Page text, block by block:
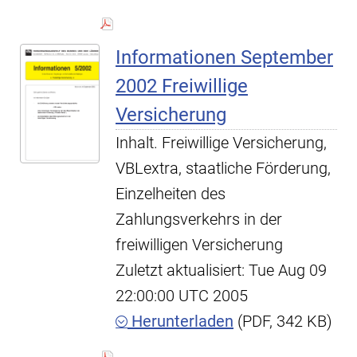
Informationen September
2002 Freiwillige
Versicherung
Inhalt. Freiwillige Versicherung,
VBLextra, staatliche Förderung,
Einzelheiten des
Zahlungsverkehrs in der
freiwilligen Versicherung
Zuletzt aktualisiert: Tue Aug 09
22:00:00 UTC 2005
Herunterladen (PDF, 342 KB)